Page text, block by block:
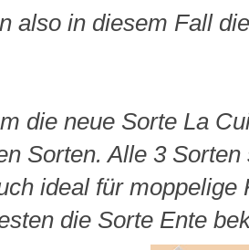
also in diesem Fall
die neue Sorte La
Sorten. Alle 3
ideal für
die Sorte Ente